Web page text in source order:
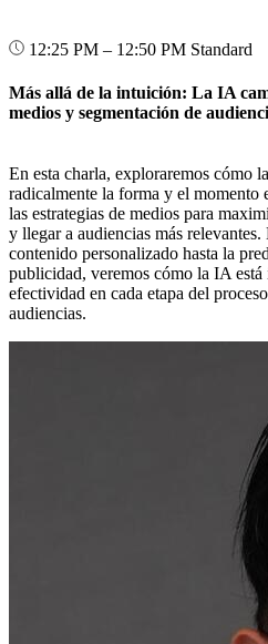
12:25 PM – 12:50 PM Standard
Más allá de la intuición: La IA
medios y segmentación de
En esta charla, exploraremos cómo
radicalmente la forma y el momento
las estrategias de medios para
y llegar a audiencias más
contenido personalizado hasta la
publicidad, veremos cómo la IA
efectividad en cada etapa del
audiencias.